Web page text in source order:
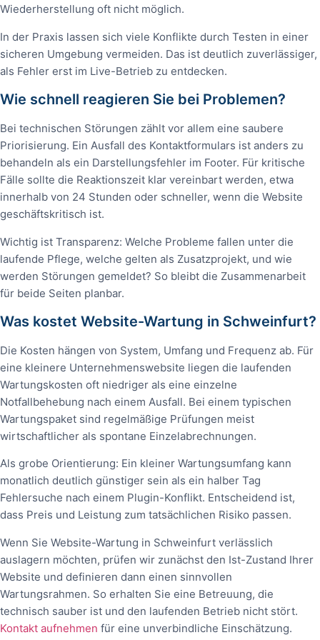
Wiederherstellung oft nicht möglich.
In der Praxis lassen sich viele Konflikte durch Testen in einer
sicheren Umgebung vermeiden. Das ist deutlich zuverlässiger,
als Fehler erst im Live-Betrieb zu entdecken.
Wie schnell reagieren Sie bei Problemen?
Bei technischen Störungen zählt vor allem eine saubere
Priorisierung. Ein Ausfall des Kontaktformulars ist anders zu
behandeln als ein Darstellungsfehler im Footer. Für kritische
Fälle sollte die Reaktionszeit klar vereinbart werden, etwa
innerhalb von 24 Stunden oder schneller, wenn die Website
geschäftskritisch ist.
Wichtig ist Transparenz: Welche Probleme fallen unter die
laufende Pflege, welche gelten als Zusatzprojekt, und wie
werden Störungen gemeldet? So bleibt die Zusammenarbeit
für beide Seiten planbar.
Was kostet Website-Wartung in Schweinfurt?
Die Kosten hängen von System, Umfang und Frequenz ab. Für
eine kleinere Unternehmenswebsite liegen die laufenden
Wartungskosten oft niedriger als eine einzelne
Notfallbehebung nach einem Ausfall. Bei einem typischen
Wartungspaket sind regelmäßige Prüfungen meist
wirtschaftlicher als spontane Einzelabrechnungen.
Als grobe Orientierung: Ein kleiner Wartungsumfang kann
monatlich deutlich günstiger sein als ein halber Tag
Fehlersuche nach einem Plugin-Konflikt. Entscheidend ist,
dass Preis und Leistung zum tatsächlichen Risiko passen.
Wenn Sie Website-Wartung in Schweinfurt verlässlich
auslagern möchten, prüfen wir zunächst den Ist-Zustand Ihrer
Website und definieren dann einen sinnvollen
Wartungsrahmen. So erhalten Sie eine Betreuung, die
technisch sauber ist und den laufenden Betrieb nicht stört.
Kontakt aufnehmen für eine unverbindliche Einschätzung.